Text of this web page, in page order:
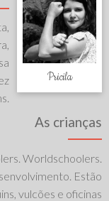
Pricila
As crianças
Worldschoolers.
Estão
vulcões e oficinas